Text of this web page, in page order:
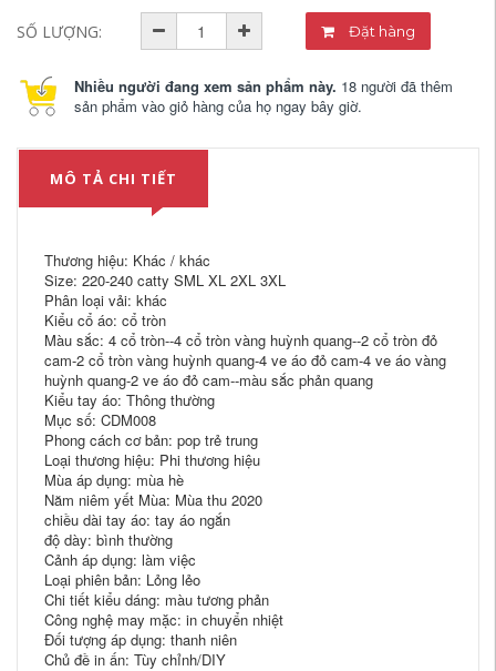
SỐ LƯỢNG: Đặt hàng
Nhiều người đang xem sản phẩm này. 18 người đã thêm
sản phẩm vào giỏ hàng của họ ngay bây giờ.
MÔ TẢ CHI TIẾT
Thương hiệu: Khác / khác
Size: 220-240 catty SML XL 2XL 3XL
Phân loại vải: khác
Kiểu cổ áo: cổ tròn
Màu sắc: 4 cổ tròn--4 cổ tròn vàng huỳnh quang--2 cổ tròn đỏ
cam-2 cổ tròn vàng huỳnh quang-4 ve áo đỏ cam-4 ve áo vàng
huỳnh quang-2 ve áo đỏ cam--màu sắc phản quang
Kiểu tay áo: Thông thường
Mục số: CDM008
Phong cách cơ bản: pop trẻ trung
Loại thương hiệu: Phi thương hiệu
Mùa áp dụng: mùa hè
Năm niêm yết Mùa: Mùa thu 2020
chiều dài tay áo: tay áo ngắn
độ dày: bình thường
Cảnh áp dụng: làm việc
Loại phiên bản: Lỏng lẻo
Chi tiết kiểu dáng: màu tương phản
Công nghệ may mặc: in chuyển nhiệt
Đối tượng áp dụng: thanh niên
Chủ đề in ấn: Tùy chỉnh/DIY